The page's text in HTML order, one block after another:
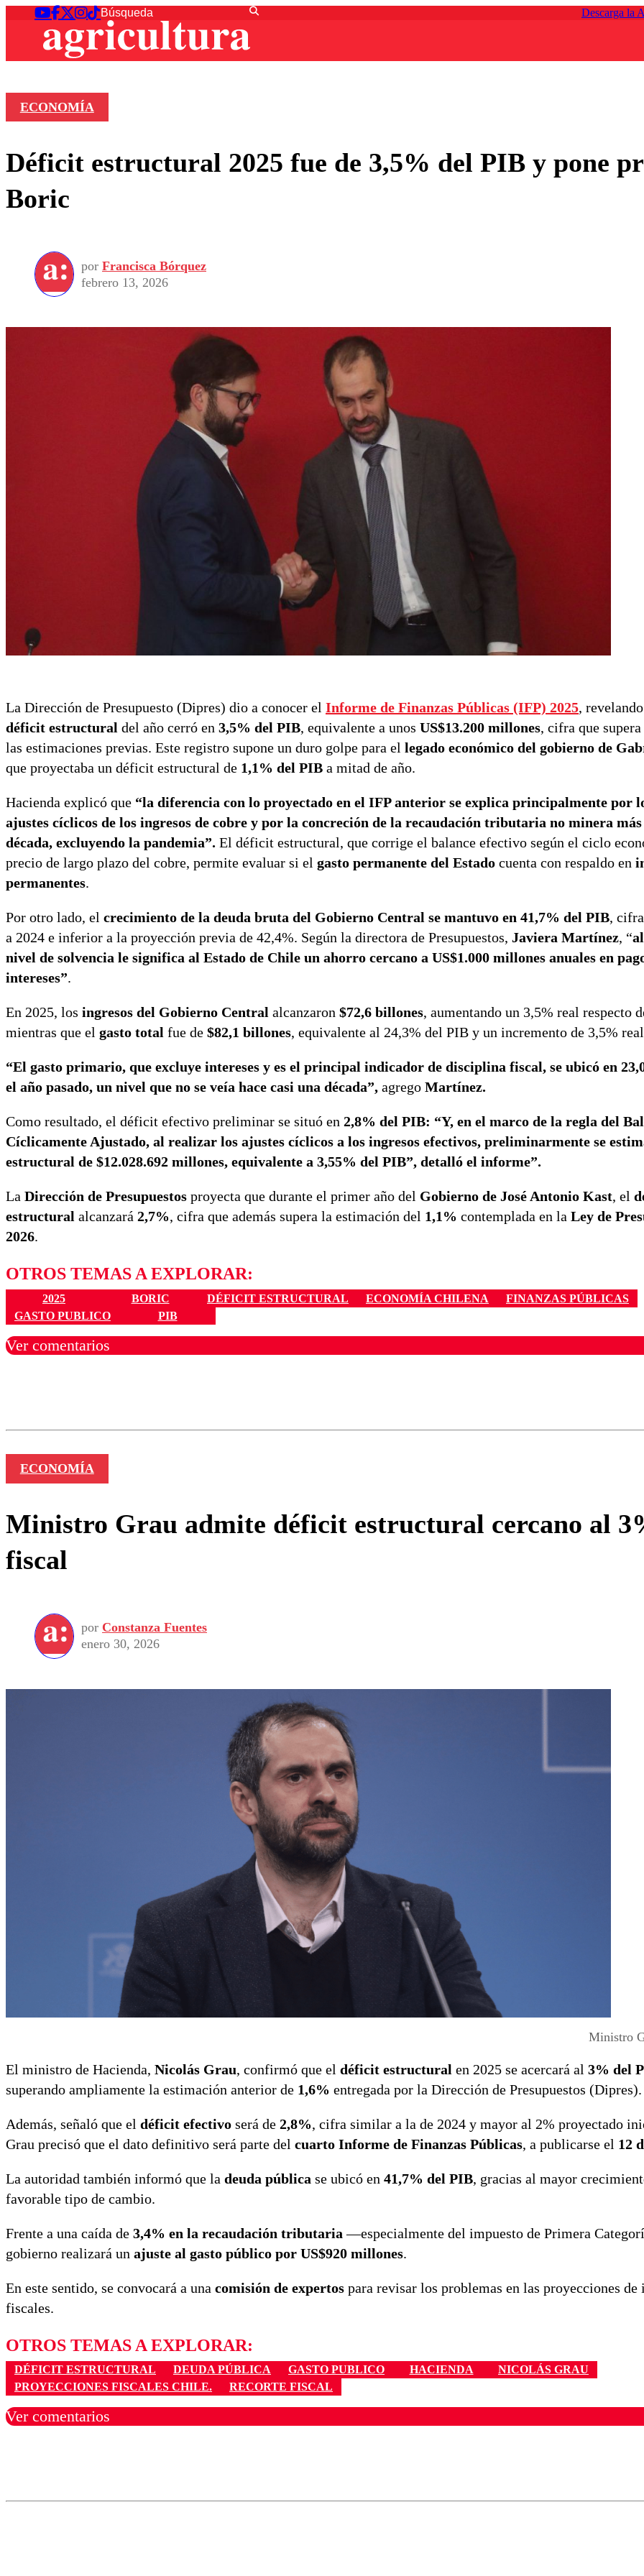
Descarga la
ECONOMÍA
Déficit estructural 2025 fue de 3,5% del PIB y pone
Boric
por Francisca Bórquez
febrero 13, 2026
La Dirección de Presupuesto (Dipres) dio a conocer el Informe de Finanzas Públicas (IFP) 2025,
déficit estructural del año cerró en 3,5% del PIB, equivalente a unos US$13.200 millones, cifra que
las estimaciones previas. Este registro supone un duro golpe para el legado económico del gobierno de
que proyectaba un déficit estructural de 1,1% del PIB a mitad de año.
Hacienda explicó que “la diferencia con lo proyectado en el IFP anterior se explica principalmente por
ajustes cíclicos de los ingresos de cobre y por la concreción de la recaudación tributaria no minera
década, excluyendo la pandemia”. El déficit estructural, que corrige el balance efectivo según el ciclo
precio de largo plazo del cobre, permite evaluar si el gasto permanente del Estado cuenta con respaldo en
permanentes.
Por otro lado, el crecimiento de la deuda bruta del Gobierno Central se mantuvo en 41,7% del PIB,
a 2024 e inferior a la proyección previa de 42,4%. Según la directora de Presupuestos, Javiera Martínez, “
nivel de solvencia le significa al Estado de Chile un ahorro cercano a US$1.000 millones anuales en
intereses”.
En 2025, los ingresos del Gobierno Central alcanzaron $72,6 billones, aumentando un 3,5% real respecto
mientras que el gasto total fue de $82,1 billones, equivalente al 24,3% del PIB y un incremento de 3,5%
“El gasto primario, que excluye intereses y es el principal indicador de disciplina fiscal, se ubicó en
el año pasado, un nivel que no se veía hace casi una década”, agrego Martínez.
Como resultado, el déficit efectivo preliminar se situó en 2,8% del PIB: “Y, en el marco de la regla del
Cíclicamente Ajustado, al realizar los ajustes cíclicos a los ingresos efectivos, preliminarmente se
estructural de $12.028.692 millones, equivalente a 3,55% del PIB”, detalló el informe”.
La Dirección de Presupuestos proyecta que durante el primer año del Gobierno de José Antonio Kast, el
estructural alcanzará 2,7%, cifra que además supera la estimación del 1,1% contemplada en la Ley de
2026.
OTROS TEMAS A EXPLORAR:
2025 BORIC DÉFICIT ESTRUCTURAL ECONOMÍA CHILENA
FINANZAS PÚBLICAS
GASTO PUBLICO
PIB
Ver comentarios
ECONOMÍA
Ministro Grau admite déficit estructural cercano al
fiscal
por Constanza Fuentes
enero 30, 2026
Ministro
El ministro de Hacienda, Nicolás Grau, confirmó que el déficit estructural en 2025 se acercará al 3% del
superando ampliamente la estimación anterior de 1,6% entregada por la Dirección de Presupuestos (Dipres).
Además, señaló que el déficit efectivo será de 2,8%, cifra similar a la de 2024 y mayor al 2% proyectado
Grau precisó que el dato definitivo será parte del cuarto Informe de Finanzas Públicas, a publicarse el 12
La autoridad también informó que la deuda pública se ubicó en 41,7% del PIB, gracias al mayor
favorable tipo de cambio.
Frente a una caída de 3,4% en la recaudación tributaria —especialmente del impuesto de Primera
gobierno realizará un ajuste al gasto público por US$920 millones.
En este sentido, se convocará a una comisión de expertos para revisar los problemas en las proyecciones de
fiscales.
OTROS TEMAS A EXPLORAR:
DÉFICIT ESTRUCTURAL DEUDA PÚBLICA GASTO PUBLICO HACIENDA
NICOLÁS GRAU
PROYECCIONES FISCALES CHILE.
RECORTE FISCAL
Ver comentarios